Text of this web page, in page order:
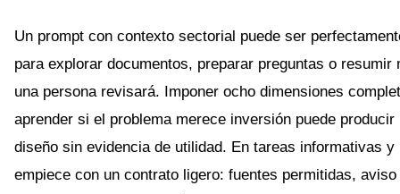
Un prompt con contexto sectorial puede ser
para explorar documentos, preparar preguntas o resumir
una persona revisará. Imponer ocho dimensiones
aprender si el problema merece inversión puede producir
diseño sin evidencia de utilidad. En tareas informativas
empiece con un contrato ligero: fuentes permitidas, aviso